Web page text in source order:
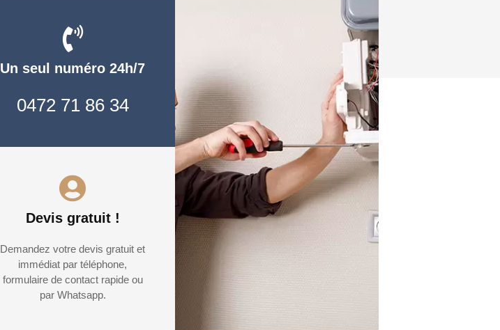
Un seul numéro 24h/7
0472 71 86 34
Devis gratuit !
Demandez votre devis gratuit et
immédiat par téléphone,
formulaire de contact rapide ou
par Whatsapp.